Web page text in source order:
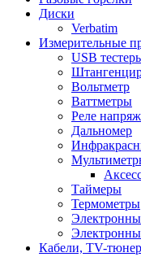
Диски
Verbatim
Измерительные
USB
Вольтметр
Ваттметры
Реле
Дальномер
Таймеры
Термометры
Кабели, TV-